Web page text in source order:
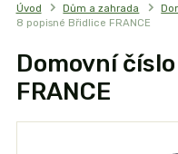
Úvod Dům a zahrada
8 popisné Břidlice FRANCE
Domovní
FRANCE